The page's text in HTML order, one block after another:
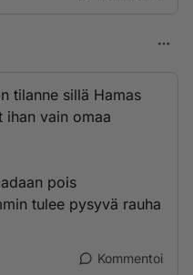
tilanne sillä Hamas
ihan vain omaa
pois
tulee pysyvä rauha
Kommentoi